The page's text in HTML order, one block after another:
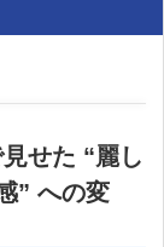
せた “麗し
” への変